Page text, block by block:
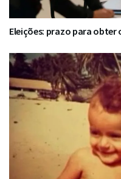
Eleições: prazo para